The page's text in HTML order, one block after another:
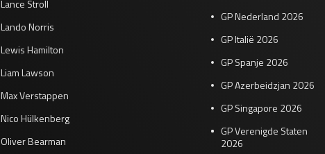
Lance Stroll
Lando Norris
Lewis Hamilton
Liam Lawson
Max Verstappen
Nico Hülkenberg
Oliver Bearman
GP Nederland 2026
GP Italië 2026
GP Spanje 2026
GP Azerbeidzjan 2026
GP Singapore 2026
GP Verenigde Staten
2026